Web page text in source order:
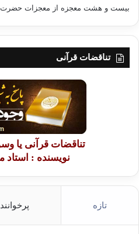
بیست و هشت معجزه از معجزات حضرت
تناقضات قرآنی
تناقضات قرآنی یا
نویسنده : استاد
تازه